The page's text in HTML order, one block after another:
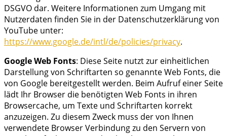
DSGVO dar. Weitere Informationen zum Umgang mit
Nutzerdaten finden Sie in der Datenschutzerklärung von
YouTube unter:
https://www.google.de/intl/de/policies/privacy.
Google Web Fonts: Diese Seite nutzt zur einheitlichen
Darstellung von Schriftarten so genannte Web Fonts, die
von Google bereitgestellt werden. Beim Aufruf einer Seite
lädt Ihr Browser die benötigten Web Fonts in ihren
Browsercache, um Texte und Schriftarten korrekt
anzuzeigen. Zu diesem Zweck muss der von Ihnen
verwendete Browser Verbindung zu den Servern von